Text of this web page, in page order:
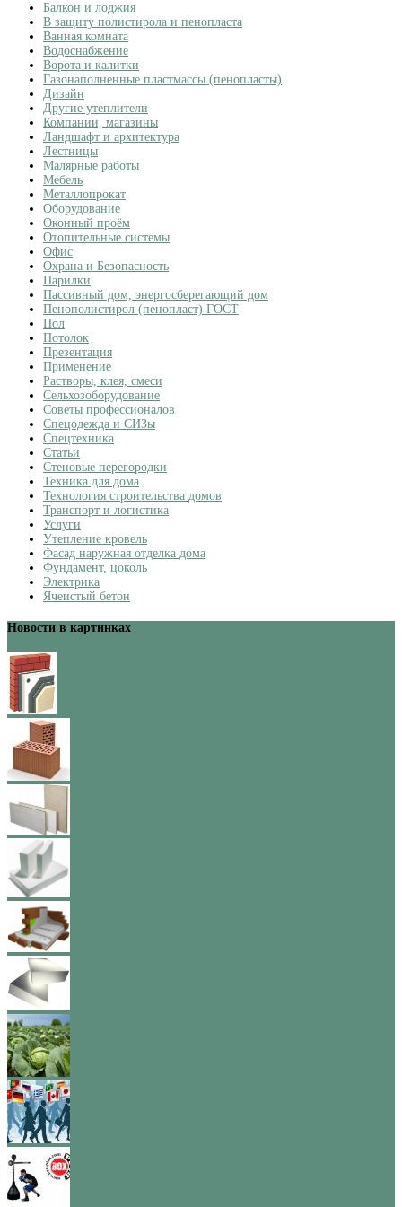
Балкон и лоджия
В защиту полистирола и пенопласта
Ванная комната
Водоснабжение
Ворота и калитки
Газонаполненные пластмассы (пенопласты)
Дизайн
Другие утеплители
Компании, магазины
Ландшафт и архитектура
Лестницы
Малярные работы
Мебель
Металлопрокат
Оборудование
Оконный проём
Отопительные системы
Офис
Охрана и Безопасность
Парилки
Пассивный дом, энергосберегающий дом
Пенополистирол (пенопласт) ГОСТ
Пол
Потолок
Презентация
Применение
Растворы, клея, смеси
Сельхозоборудование
Советы профессионалов
Спецодежда и СИЗы
Спецтехника
Статьи
Стеновые перегородки
Техника для дома
Технология строительства домов
Транспорт и логистика
Услуги
Утепление кровель
Фасад наружная отделка дома
Фундамент, цоколь
Электрика
Ячеистый бетон
Новости в картинках